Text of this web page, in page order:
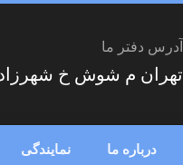
آدرس دفتر ما
تهران م شوش خ شهرزاد
نمایندگی درباره ما